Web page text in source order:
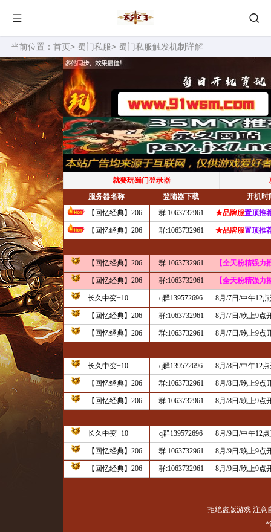
当前位置： 首页> 蜀门私服> 蜀门私服触发机制详解